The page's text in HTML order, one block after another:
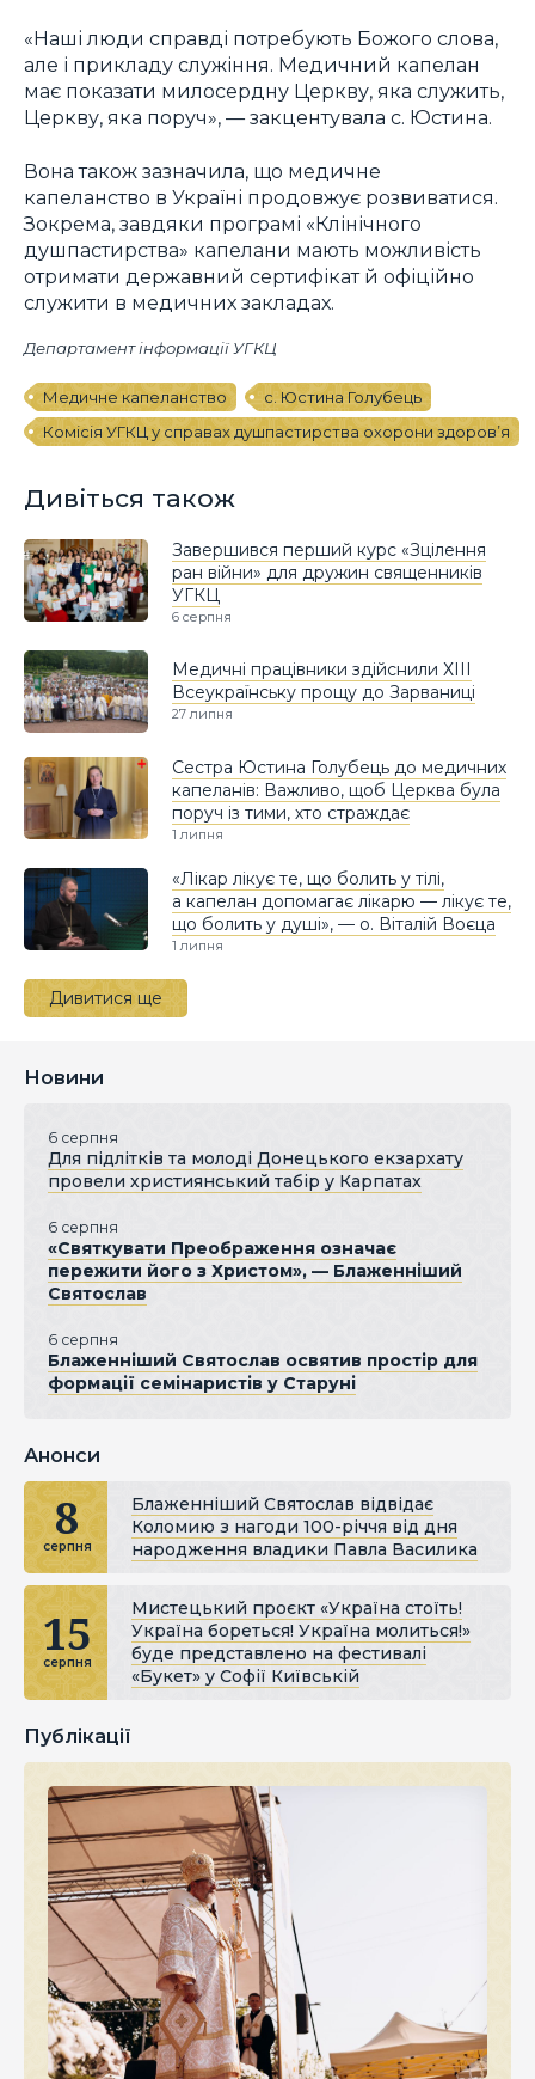
«Наші люди справді потребують Божого слова,
але і прикладу служіння. Медичний капелан
має показати милосердну Церкву, яка служить,
Церкву, яка поруч», — закцентувала с. Юстина.
Вона також зазначила, що медичне
капеланство в Україні продовжує розвиватися.
Зокрема, завдяки програмі «Клінічного
душпастирства» капелани мають можливість
отримати державний сертифікат й офіційно
служити в медичних закладах.
Департамент інформації УГКЦ
Медичне капеланство
с. Юстина Голубець
Комісія УГКЦ у справах душпастирства охорони здоров’я
Дивіться також
Завершився перший курс «Зцілення
ран війни» для дружин священників
УГКЦ
6 серпня
Медичні працівники здійснили ХІІІ
Всеукраїнську прощу до Зарваниці
27 липня
Сестра Юстина Голубець до медичних
капеланів: Важливо, щоб Церква була
поруч із тими, хто страждає
1 липня
«Лікар лікує те, що болить у тілі,
а капелан допомагає лікарю — лікує те,
що болить у душі», — о. Віталій Воєца
1 липня
Дивитися ще
Новини
6 серпня
Для підлітків та молоді Донецького екзархату
провели християнський табір у Карпатах
6 серпня
«Святкувати Преображення означає
пережити його з Христом», — Блаженніший
Святослав
6 серпня
Блаженніший Святослав освятив простір для
формації семінаристів у Старуні
Анонси
8
серпня
Блаженніший Святослав відвідає
Коломию з нагоди 100-річчя від дня
народження владики Павла Василика
15
серпня
Мистецький проєкт «Україна стоїть!
Україна бореться! Україна молиться!»
буде представлено на фестивалі
«Букет» у Софії Київській
Публікації